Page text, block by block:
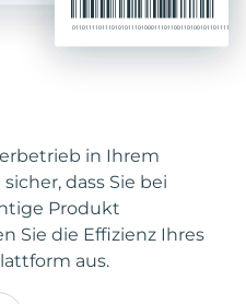
in Ihrem
dass Sie bei
Produkt
Sie die Effizienz Ihres
aus.